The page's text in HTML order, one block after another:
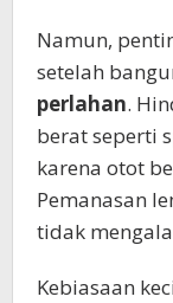
Namun,
setelah
perlahan.
berat seperti
karena otot
Pemanasan
tidak
Kebiasaan